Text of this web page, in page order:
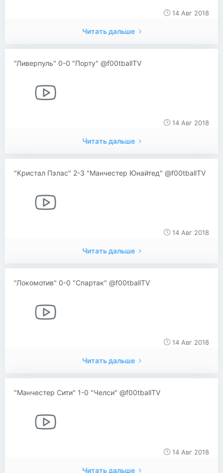
14 Авг 2018
Читать дальше
"Ливерпуль" 0-0 "Порту" @f00tballTV
14 Авг 2018
Читать дальше
"Кристал Пэлас" 2-3 "Манчестер Юнайтед" @f00tballTV
14 Авг 2018
Читать дальше
"Локомотив" 0-0 "Спартак" @f00tballTV
14 Авг 2018
Читать дальше
"Манчестер Сити" 1-0 "Челси" @f00tballTV
14 Авг 2018
Читать дальше